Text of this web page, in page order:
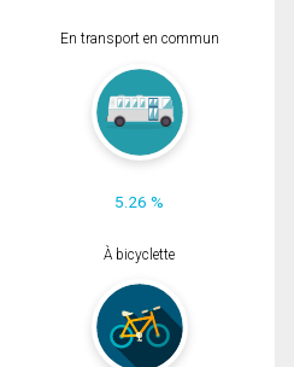
En transport en commun
5.26 %
À bicyclette